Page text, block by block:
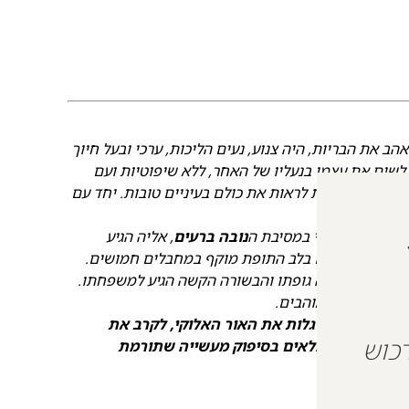
את הבריות, היה צנוע, נעים הליכות, ערכי ובעל חיוך
לשים את עצמו בנעליו של האחר, ללא שיפוטיות ועם
גדולה ויכולת לראות את כולם בעיניים טובות. יחד עם
נובה ברעים, אליה הגיע
מבלים רבים בלב התופת מוקף במחבלים חמושים.
עד שנמצאה גופתו והבשורה הקשה הגיע למשפחתו.
מתגעגעים ואוהבים.
אל הקצה, לגלות את האור האלוקי, לקרב את
חיים מלאים בסיפוק מעשייה שתורמת
שהיה //
מנת לרכוש